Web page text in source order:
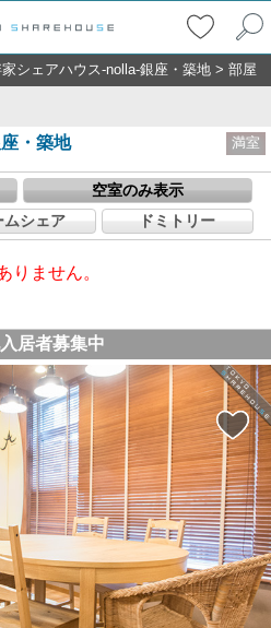
シェアハウス-nolla-銀座・築地 > 部屋
・築地 満室
空室のみ表示
ムシェア ドミトリー
りません。
居者募集中